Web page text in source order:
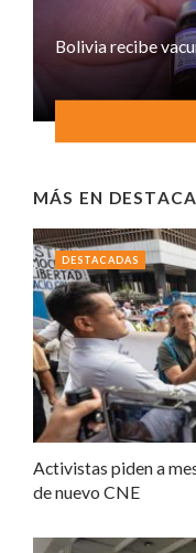
Bolivia recibe
MÁS EN
Activistas piden a
de nuevo CNE
DESTACADAS